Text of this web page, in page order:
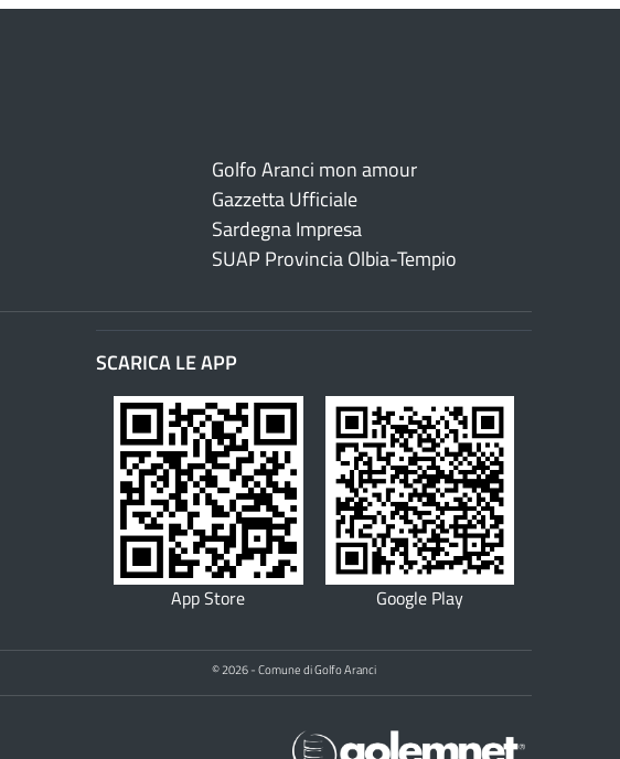
Golfo Aranci mon amour
Gazzetta Ufficiale
Sardegna Impresa
SUAP Provincia Olbia-Tempio
SCARICA LE APP
App Store Google Play
© 2026 - Comune di Golfo Aranci